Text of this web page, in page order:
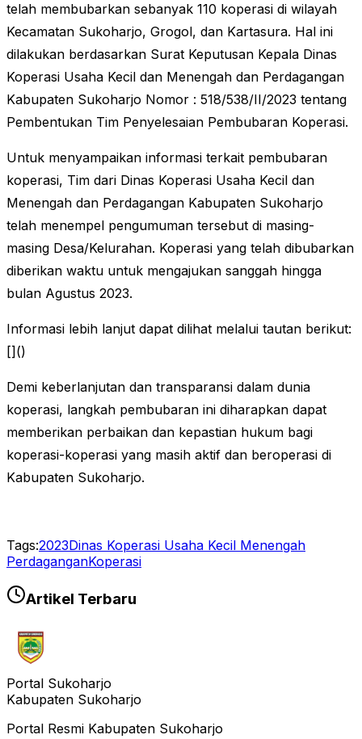
telah membubarkan sebanyak 110 koperasi di wilayah
Kecamatan Sukoharjo, Grogol, dan Kartasura. Hal ini
dilakukan berdasarkan Surat Keputusan Kepala Dinas
Koperasi Usaha Kecil dan Menengah dan Perdagangan
Kabupaten Sukoharjo Nomor : 518/538/II/2023 tentang
Pembentukan Tim Penyelesaian Pembubaran Koperasi.
Untuk menyampaikan informasi terkait pembubaran
koperasi, Tim dari Dinas Koperasi Usaha Kecil dan
Menengah dan Perdagangan Kabupaten Sukoharjo
telah menempel pengumuman tersebut di masing-
masing Desa/Kelurahan. Koperasi yang telah dibubarkan
diberikan waktu untuk mengajukan sanggah hingga
bulan Agustus 2023.
Informasi lebih lanjut dapat dilihat melalui tautan berikut:
[]()
Demi keberlanjutan dan transparansi dalam dunia
koperasi, langkah pembubaran ini diharapkan dapat
memberikan perbaikan dan kepastian hukum bagi
koperasi-koperasi yang masih aktif dan beroperasi di
Kabupaten Sukoharjo.
Tags:2023Dinas Koperasi Usaha Kecil Menengah
PerdaganganKoperasi
Artikel Terbaru
Portal Sukoharjo
Kabupaten Sukoharjo
Portal Resmi Kabupaten Sukoharjo